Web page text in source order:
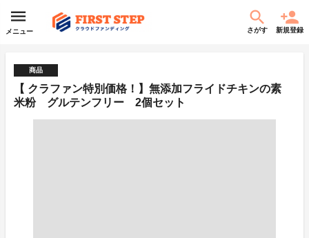
メニュー さがす 新規登録
商品
【 クラファン特別価格！】無添加フライドチキンの素
米粉 グルテンフリー 2個セット